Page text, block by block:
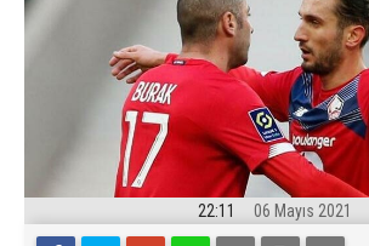
22:11 06 Mayıs 2021